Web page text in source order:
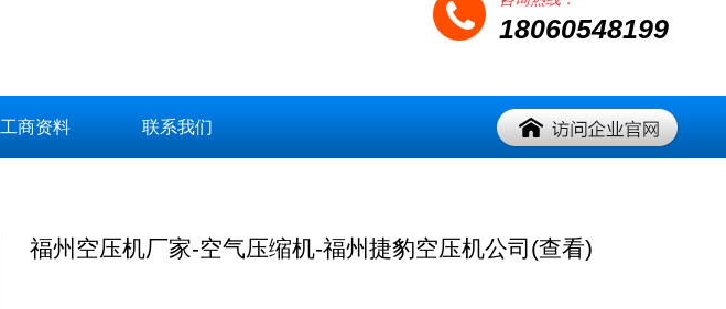
18060548199
工商资料 联系我们
福州空压机厂家-空气压缩机-福州捷豹空压机公司(查看)